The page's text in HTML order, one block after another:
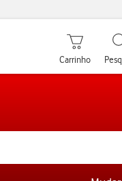
Carrinho
Carrinho